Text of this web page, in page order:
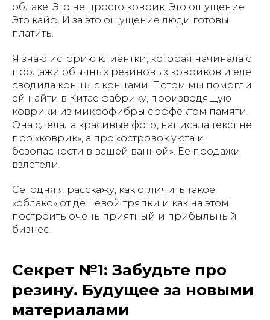
облаке. Это не просто коврик. Это ощущение.
Это кайф. И за это ощущение люди готовы
платить.
Я знаю историю клиентки, которая начинала с
продажи обычных резиновых ковриков и еле
сводила концы с концами. Потом мы помогли
ей найти в Китае фабрику, производящую
коврики из микрофибры с эффектом памяти.
Она сделала красивые фото, написала текст не
про «коврик», а про «островок уюта и
безопасности в вашей ванной». Ее продажи
взлетели.
Сегодня я расскажу, как отличить такое
«облако» от дешевой тряпки и как на этом
построить очень приятный и прибыльный
бизнес.
Секрет №1: Забудьте про
резину. Будущее за новыми
материалами